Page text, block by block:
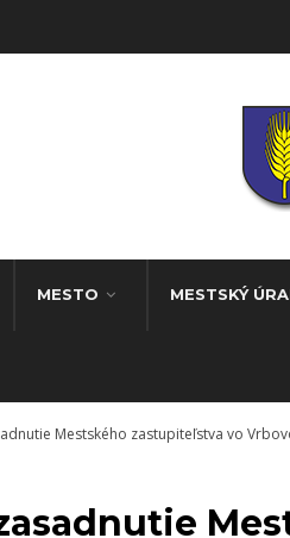
MESTO MESTSKÝ
Mestského zastupiteľstva vo